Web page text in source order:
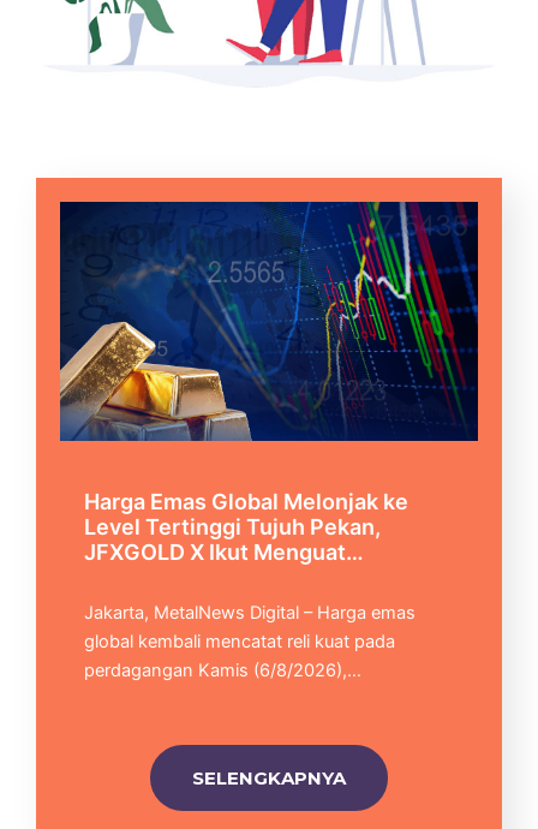
Harga Emas Global Melonjak ke
Level Tertinggi Tujuh Pekan,
JFXGOLD X Ikut Menguat…
Jakarta, MetalNews Digital – Harga emas
global kembali mencatat reli kuat pada
perdagangan Kamis (6/8/2026),…
SELENGKAPNYA